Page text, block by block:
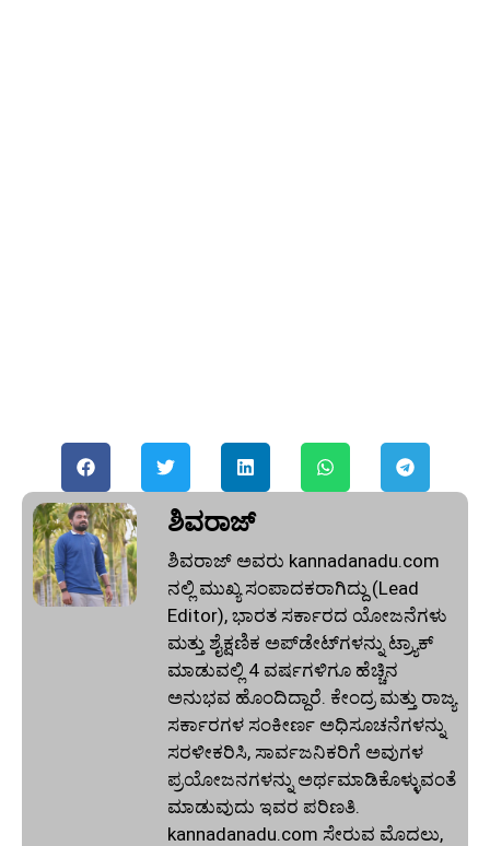
ಶಿವರಾಜ್
ಶಿವರಾಜ್ ಅವರು kannadanadu.com
ನಲ್ಲಿ ಮುಖ್ಯ ಸಂಪಾದಕರಾಗಿದ್ದು (Lead
Editor), ಭಾರತ ಸರ್ಕಾರದ ಯೋಜನೆಗಳು
ಮತ್ತು ಶೈಕ್ಷಣಿಕ ಅಪ್‌ಡೇಟ್‌ಗಳನ್ನು ಟ್ರ್ಯಾಕ್
ಮಾಡುವಲ್ಲಿ 4 ವರ್ಷಗಳಿಗೂ ಹೆಚ್ಚಿನ
ಅನುಭವ ಹೊಂದಿದ್ದಾರೆ. ಕೇಂದ್ರ ಮತ್ತು ರಾಜ್ಯ
ಸರ್ಕಾರಗಳ ಸಂಕೀರ್ಣ ಅಧಿಸೂಚನೆಗಳನ್ನು
ಸರಳೀಕರಿಸಿ, ಸಾರ್ವಜನಿಕರಿಗೆ ಅವುಗಳ
ಪ್ರಯೋಜನಗಳನ್ನು ಅರ್ಥಮಾಡಿಕೊಳ್ಳುವಂತೆ
ಮಾಡುವುದು ಇವರ ಪರಿಣತಿ.
kannadanadu.com ಸೇರುವ ಮೊದಲು,